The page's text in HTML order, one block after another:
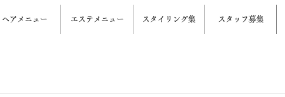
ヘアメニュー エステメニュー スタイリング集 スタッフ募集